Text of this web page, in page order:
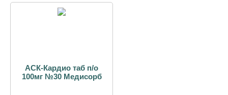
АСК-Кардио таб п/о
100мг №30 Медисорб